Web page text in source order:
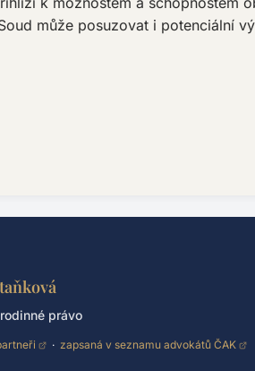
může posuzovat i potenciální
právo
· zapsaná v seznamu advokátů ČAK